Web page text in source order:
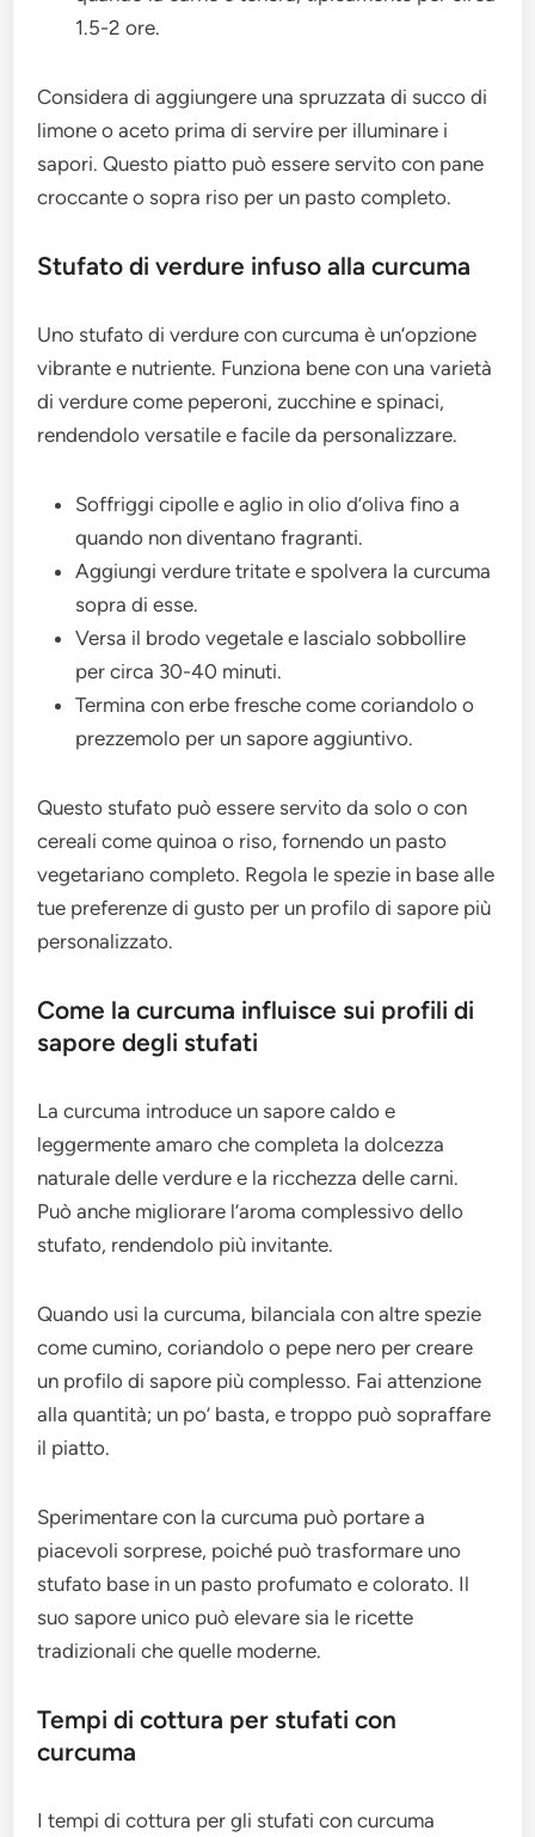
1.5-2 ore.
Considera di aggiungere una spruzzata di succo di
limone o aceto prima di servire per illuminare i
sapori. Questo piatto può essere servito con pane
croccante o sopra riso per un pasto completo.
Stufato di verdure infuso alla curcuma
Uno stufato di verdure con curcuma è un’opzione
vibrante e nutriente. Funziona bene con una varietà
di verdure come peperoni, zucchine e spinaci,
rendendolo versatile e facile da personalizzare.
Soffriggi cipolle e aglio in olio d’oliva fino a
quando non diventano fragranti.
Aggiungi verdure tritate e spolvera la curcuma
sopra di esse.
Versa il brodo vegetale e lascialo sobbollire
per circa 30-40 minuti.
Termina con erbe fresche come coriandolo o
prezzemolo per un sapore aggiuntivo.
Questo stufato può essere servito da solo o con
cereali come quinoa o riso, fornendo un pasto
vegetariano completo. Regola le spezie in base alle
tue preferenze di gusto per un profilo di sapore più
personalizzato.
Come la curcuma influisce sui profili di
sapore degli stufati
La curcuma introduce un sapore caldo e
leggermente amaro che completa la dolcezza
naturale delle verdure e la ricchezza delle carni.
Può anche migliorare l’aroma complessivo dello
stufato, rendendolo più invitante.
Quando usi la curcuma, bilanciala con altre spezie
come cumino, coriandolo o pepe nero per creare
un profilo di sapore più complesso. Fai attenzione
alla quantità; un po’ basta, e troppo può sopraffare
il piatto.
Sperimentare con la curcuma può portare a
piacevoli sorprese, poiché può trasformare uno
stufato base in un pasto profumato e colorato. Il
suo sapore unico può elevare sia le ricette
tradizionali che quelle moderne.
Tempi di cottura per stufati con
curcuma
I tempi di cottura per gli stufati con curcuma